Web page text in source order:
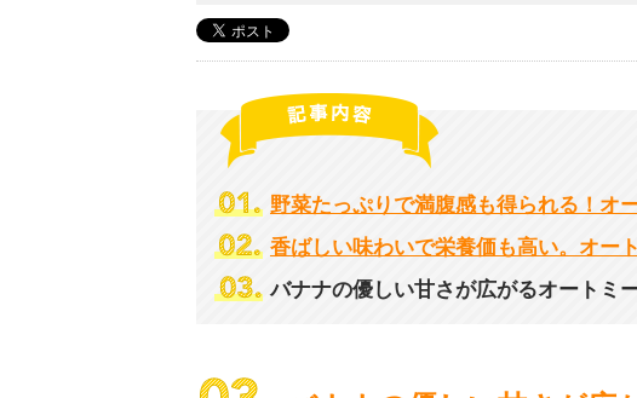
野菜たっぷりで満腹感も得られる！オ
香ばしい味わいで栄養価も高い。オー
バナナの優しい甘さが広がるオートミ